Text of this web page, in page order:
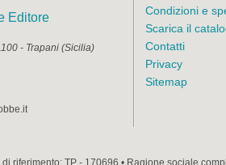
Editore
- Trapani (Sicilia)
Condizioni e
Scarica il
Contatti
Privacy
Sitemap